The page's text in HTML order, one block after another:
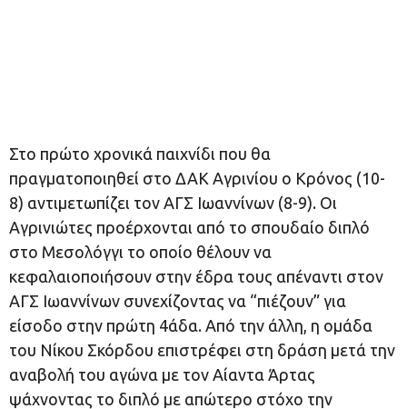
Στο πρώτο χρονικά παιχνίδι που θα
πραγματοποιηθεί στο ΔΑΚ Αγρινίου ο Κρόνος (10-
8) αντιμετωπίζει τον ΑΓΣ Ιωαννίνων (8-9). Οι
Αγρινιώτες προέρχονται από το σπουδαίο διπλό
στο Μεσολόγγι το οποίο θέλουν να
κεφαλαιοποιήσουν στην έδρα τους απέναντι στον
ΑΓΣ Ιωαννίνων συνεχίζοντας να “πιέζουν” για
είσοδο στην πρώτη 4άδα. Από την άλλη, η ομάδα
του Νίκου Σκόρδου επιστρέφει στη δράση μετά την
αναβολή του αγώνα με τον Αίαντα Άρτας
ψάχνοντας το διπλό με απώτερο στόχο την